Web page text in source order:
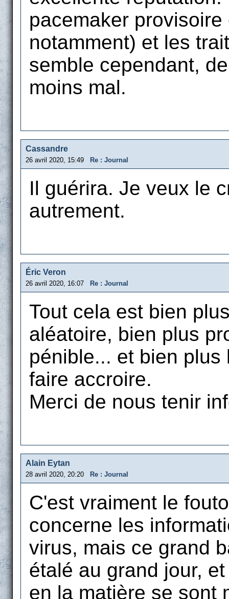
pacemaker
notamment) et les
semble cependant,
moins mal.
Cassandre
26 avril 2020, 15:49 Re : Journal
Il guérira. Je veux le
autrement.
Éric Veron
26 avril 2020, 16:07 Re : Journal
Tout cela est bien
aléatoire, bien plus
pénible... et bien
faire accroire.
Merci de nous tenir
Alain Eytan
28 avril 2020, 20:20 Re : Journal
C'est vraiment le
concerne les
virus, mais ce grand
étalé au grand jour,
en la matière se sont